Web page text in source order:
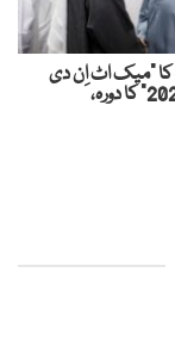
کا “میک اٹ اِن دی
ایمریٹس 2026” کا دورہ،